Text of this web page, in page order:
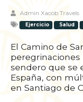
Admin Xacob Travels
Ejercicio Salud
El Camino de
sendero que se
España, con
en Santiago de